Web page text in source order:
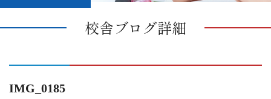
校舎ブログ詳細
IMG_0185